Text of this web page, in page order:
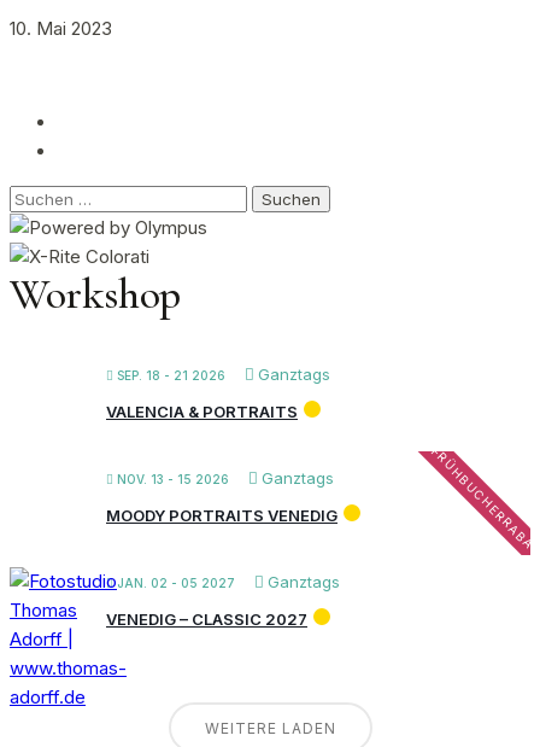
10. Mai 2023
Suchen
nach:
Workshop
SEP. 18 - 21 2026
Ganztags
VALENCIA & PORTRAITS
NOV. 13 - 15 2026 Ganztags
MOODY PORTRAITS VENEDIG
JAN. 02 - 05 2027
Ganztags
VENEDIG – CLASSIC 2027
WEITERE LADEN